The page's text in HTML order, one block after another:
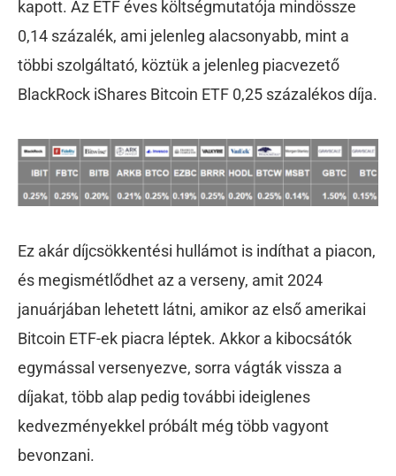
kapott. Az ETF éves költségmutatója mindössze
0,14 százalék, ami jelenleg alacsonyabb, mint a
többi szolgáltató, köztük a jelenleg piacvezető
BlackRock iShares Bitcoin ETF 0,25 százalékos díja.
Ez akár díjcsökkentési hullámot is indíthat a piacon,
és megismétlődhet az a verseny, amit 2024
januárjában lehetett látni, amikor az első amerikai
Bitcoin ETF-ek piacra léptek. Akkor a kibocsátók
egymással versenyezve, sorra vágták vissza a
díjakat, több alap pedig további ideiglenes
kedvezményekkel próbált még több vagyont
bevonzani.